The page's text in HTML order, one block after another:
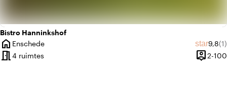
Bistro Hanninkshof
home
Plaats
Enschede star9,8(1)
meeting_room4 ruimtes person_pin2-100